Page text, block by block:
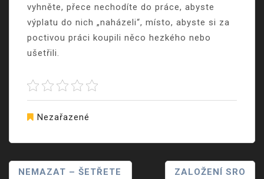
vyhněte, přece nechodíte do práce, abyste
výplatu do nich „naházeli“, místo, abyste si za
poctivou práci koupili něco hezkého nebo
ušetřili.
Nezařazené
Navigace
NEMAZAT – ŠETŘETE ZALOŽENÍ SRO